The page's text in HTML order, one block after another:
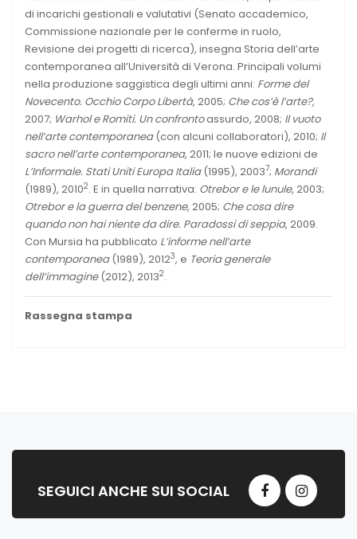
di incarichi gestionali e valutativi (Senato accademico,
Commissione nazionale per le conferme in ruolo,
Revisione dei progetti di ricerca), insegna Storia dell’arte
contemporanea all’Università di Verona. Principali volumi
nella produzione saggistica degli ultimi anni: Forme del
Novecento. Occhio Corpo Libertà, 2005; Che cos’è l’arte?,
2007; Warhol e Romiti. Un confrontoassurdo, 2008; Ilvuoto
nell’arte contemporanea(con alcuni collaboratori), 2010; Il
sacro nell’arte contemporanea, 2011; le nuove edizioni de
L’Informale. StatiUniti Europa Italia(1995), 20037; Morandi
(1989), 20102. E in quella narrativa: Otrebor e lelunule, 2003;
Otrebor e la guerra del benzene, 2005; Che cosa dire
quando non hai niente da dire. Paradossi di seppia, 2009.
Con Mursia ha pubblicato L’informe nell’arte
contemporanea(1989), 20123, e Teoria generale
dell’immagine(2012), 20132.
Rassegna stampa
SEGUICI ANCHE SUI SOCIAL